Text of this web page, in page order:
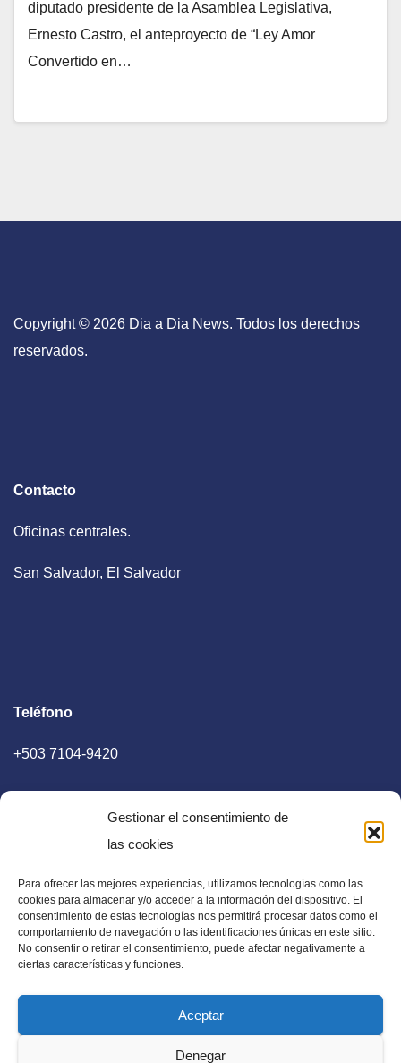
Gestionar el consentimiento de
las cookies
Para ofrecer las mejores experiencias, utilizamos tecnologías como las
cookies para almacenar y/o acceder a la información del dispositivo. El
consentimiento de estas tecnologías nos permitirá procesar datos como el
comportamiento de navegación o las identificaciones únicas en este sitio.
No consentir o retirar el consentimiento, puede afectar negativamente a
ciertas características y funciones.
Aceptar
Denegar
diputado presidente de la Asamblea Legislativa,
Ernesto Castro, el anteproyecto de “Ley Amor
Convertido en…
Copyright © 2026 Dia a Dia News. Todos los derechos
reservados.
Contacto
Oficinas centrales.
San Salvador, El Salvador
Teléfono
+503 7104-9420
E-mail
diaadia.redaccion@gmail.com